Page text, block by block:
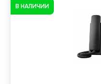
В НАЛИЧИИ